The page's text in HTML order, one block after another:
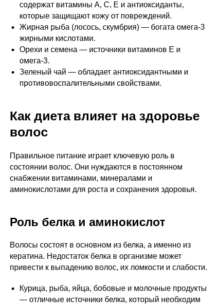
содержат витамины A, C, E и антиоксиданты,
которые защищают кожу от повреждений.
Жирная рыба (лосось, скумбрия) — богата омега-3
жирными кислотами.
Орехи и семена — источники витаминов E и
омега-3.
Зеленый чай — обладает антиоксидантными и
противовоспалительными свойствами.
Как диета влияет на здоровье
волос
Правильное питание играет ключевую роль в
состоянии волос. Они нуждаются в постоянном
снабжении витаминами, минералами и
аминокислотами для роста и сохранения здоровья.
Роль белка и аминокислот
Волосы состоят в основном из белка, а именно из
кератина. Недостаток белка в организме может
привести к выпадению волос, их ломкости и слабости.
Курица, рыба, яйца, бобовые и молочные продукты
— отличные источники белка, который необходим